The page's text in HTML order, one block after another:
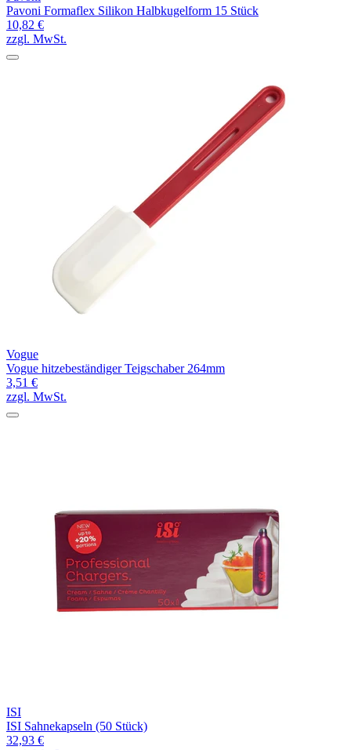
Pavoni Formaflex Silikon Halbkugelform 15 Stück
10,82 €
zzgl. MwSt.
Vogue
Vogue hitzebeständiger Teigschaber 264mm
3,51 €
zzgl. MwSt.
ISI
ISI Sahnekapseln (50 Stück)
32,93 €